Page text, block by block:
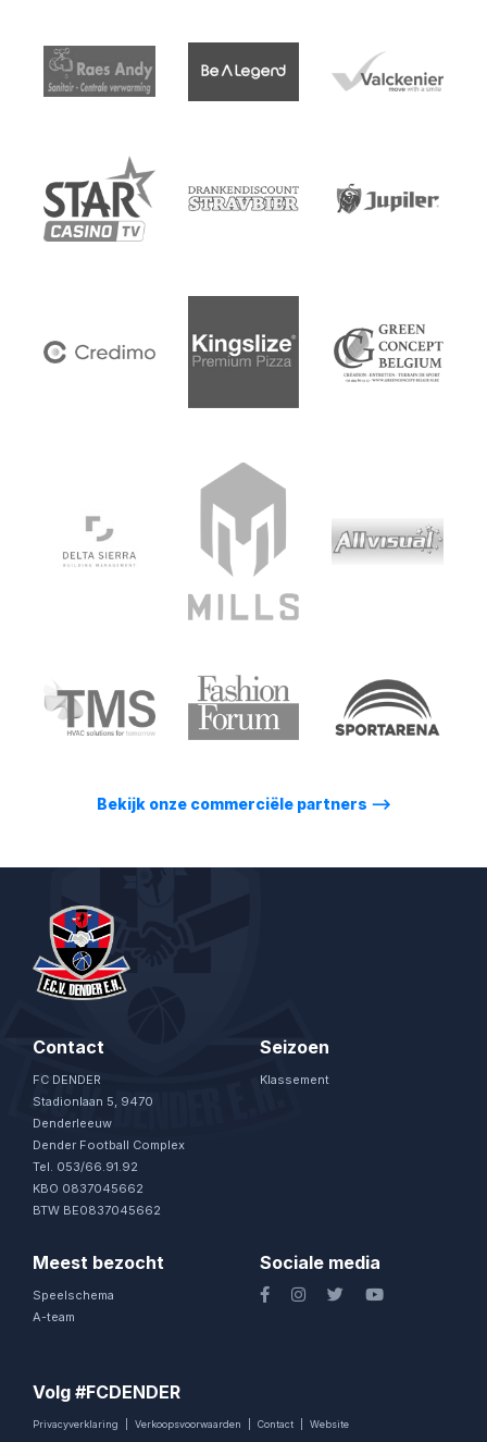
Bekijk onze commerciële partners ⟶
Contact
FC DENDER
Stadionlaan 5, 9470
Denderleeuw
Dender Football Complex
Tel. 053/66.91.92
KBO 0837045662
BTW BE0837045662
Seizoen
Klassement
Meest bezocht
Speelschema
A-team
Sociale media
Volg #FCDENDER
Privacyverklaring Verkoopsvoorwaarden Contact
Website